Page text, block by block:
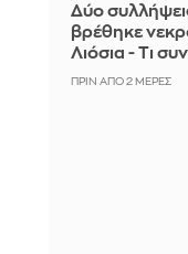
Δύο
βρέθηκε
Λιόσια - Τι
ΠΡΙΝ ΑΠΌ 2 ΜΈΡΕΣ